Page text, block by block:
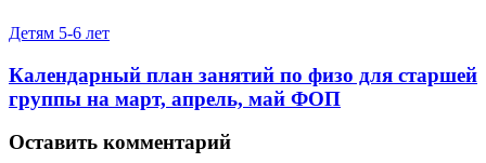
Детям 5-6 лет
Календарный план занятий по физо для старшей
группы на март, апрель, май ФОП
Оставить комментарий